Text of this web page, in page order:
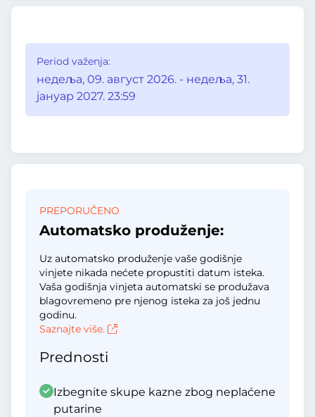
Period važenja:
недеља, 09. август 2026. - недеља, 31.
јануар 2027. 23:59
PREPORUČENO
Automatsko produženje:
Uz automatsko produženje vaše godišnje
vinjete nikada nećete propustiti datum isteka.
Vaša godišnja vinjeta automatski se produžava
blagovremeno pre njenog isteka za još jednu
godinu.
Saznajte više.
Prednosti
Izbegnite skupe kazne zbog neplaćene
putarine